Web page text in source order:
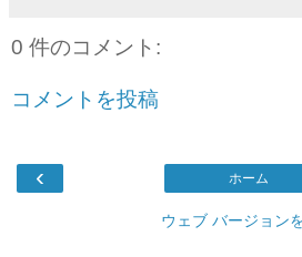
0 件のコメント:
コメントを投稿
‹ ホーム
ウェブ バージョン